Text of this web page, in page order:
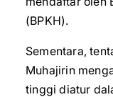
(BPKH).
Sementara,
Muhajirin
tinggi diatur